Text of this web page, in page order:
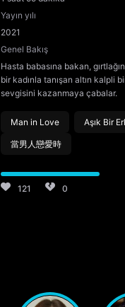
Yayın yılı
2021
Genel Bakış
Hasta babasına bakan,
bir kadınla tanışan altın kalpli
sevgisini kazanmaya çabalar.
Man in Love Aşık Bir
當男人戀愛時
121 0